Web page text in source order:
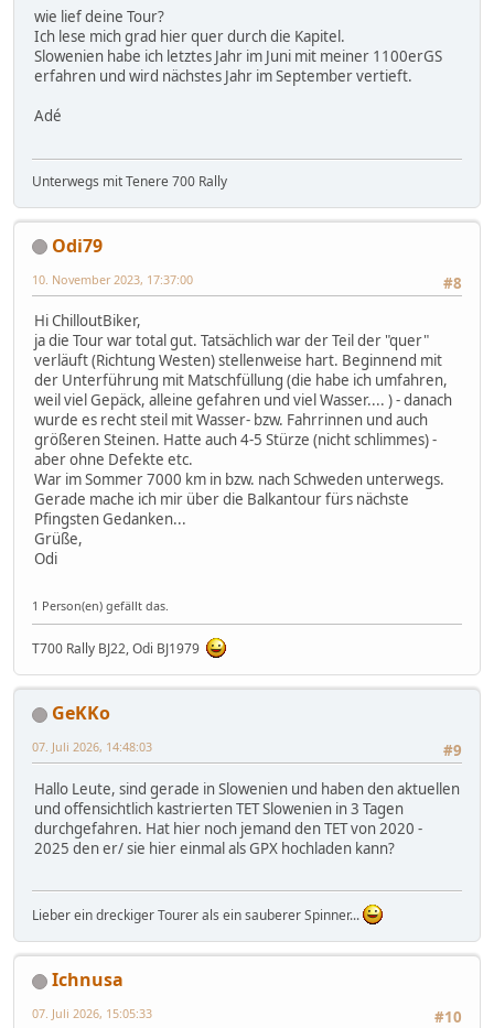
wie lief deine Tour?
Ich lese mich grad hier quer durch die Kapitel.
Slowenien habe ich letztes Jahr im Juni mit meiner 1100erGS
erfahren und wird nächstes Jahr im September vertieft.
Adé
Unterwegs mit Tenere 700 Rally
Odi79
#8
10. November 2023, 17:37:00
Hi ChilloutBiker,
ja die Tour war total gut. Tatsächlich war der Teil der "quer"
verläuft (Richtung Westen) stellenweise hart. Beginnend mit
der Unterführung mit Matschfüllung (die habe ich umfahren,
weil viel Gepäck, alleine gefahren und viel Wasser.... ) - danach
wurde es recht steil mit Wasser- bzw. Fahrrinnen und auch
größeren Steinen. Hatte auch 4-5 Stürze (nicht schlimmes) -
aber ohne Defekte etc.
War im Sommer 7000 km in bzw. nach Schweden unterwegs.
Gerade mache ich mir über die Balkantour fürs nächste
Pfingsten Gedanken...
Grüße,
Odi
1 Person(en) gefällt das.
T700 Rally BJ22, Odi BJ1979
GeKKo
#9
07. Juli 2026, 14:48:03
Hallo Leute, sind gerade in Slowenien und haben den aktuellen
und offensichtlich kastrierten TET Slowenien in 3 Tagen
durchgefahren. Hat hier noch jemand den TET von 2020 -
2025 den er/ sie hier einmal als GPX hochladen kann?
Lieber ein dreckiger Tourer als ein sauberer Spinner...
Ichnusa
#10
07. Juli 2026, 15:05:33